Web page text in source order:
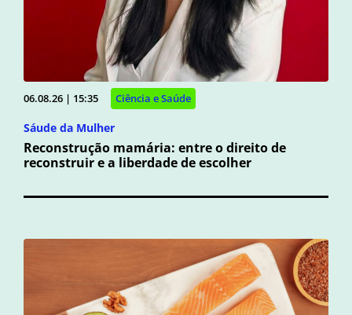
06.08.26 | 15:35 Ciência e Saúde
Sáude da Mulher
Reconstrução mamária: entre o direito de
reconstruir e a liberdade de escolher